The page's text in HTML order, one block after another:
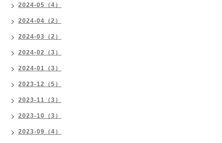
2024-05（4）
2024-04（2）
2024-03（2）
2024-02（3）
2024-01（3）
2023-12（5）
2023-11（3）
2023-10（3）
2023-09（4）